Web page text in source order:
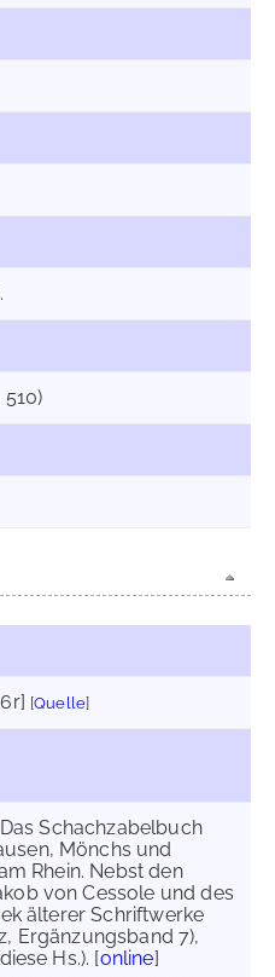
510)
[Quelle]
Schachzabelbuch
Mönchs und
Rhein. Nebst den
von Cessole und des
älterer Schriftwerke
Ergänzungsband 7),
Hs.). [online]